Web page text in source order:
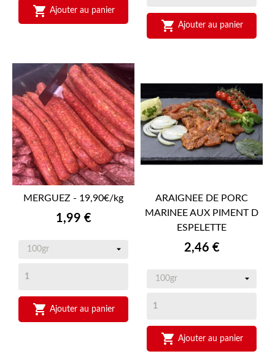
 Ajouter au panier
 Ajouter au panier
MERGUEZ - 19,90€/kg
Prix
1,99 €
 Ajouter au panier
ARAIGNEE DE PORC
MARINEE AUX PIMENT D
ESPELETTE
Prix
2,46 €
 Ajouter au panier